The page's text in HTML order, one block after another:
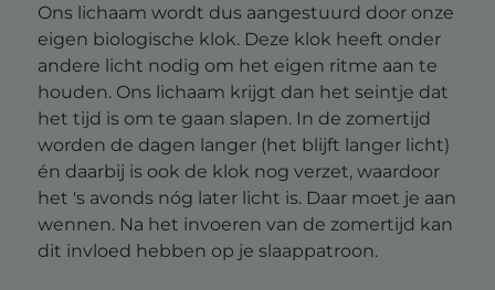
Ons lichaam wordt dus aangestuurd door onze
eigen biologische klok. Deze klok heeft onder
andere licht nodig om het eigen ritme aan te
houden. Ons lichaam krijgt dan het seintje dat
het tijd is om te gaan slapen. In de zomertijd
worden de dagen langer (het blijft langer licht)
én daarbij is ook de klok nog verzet, waardoor
het 's avonds nóg later licht is. Daar moet je aan
wennen. Na het invoeren van de zomertijd kan
dit invloed hebben op je slaappatroon.